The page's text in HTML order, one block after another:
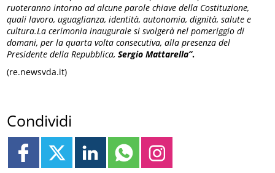
ruoteranno intorno ad alcune parole chiave della Costituzione,
quali lavoro, uguaglianza, identità, autonomia, dignità, salute e
cultura.La cerimonia inaugurale si svolgerà nel pomeriggio di
domani, per la quarta volta consecutiva, alla presenza del
Presidente della Repubblica, Sergio Mattarella”.
(re.newsvda.it)
Condividi